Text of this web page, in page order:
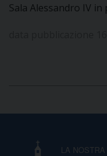
Sala Alessandro IV
LA NOSTRA